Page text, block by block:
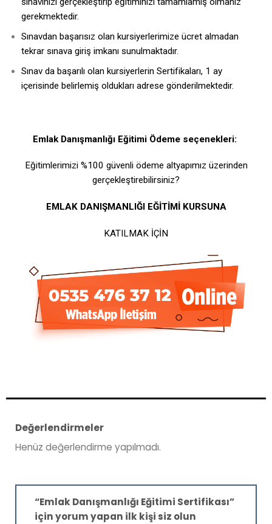
gerekmektedir.
Sınavdan başarısız olan kursiyerlerimize ücret almadan
tekrar sınava giriş imkanı sunulmaktadır.
Sınav da başarılı olan kursiyerlerin Sertifikaları, 1 ay
içerisinde belirlemiş oldukları adrese gönderilmektedir.
Emlak Danışmanlığı Eğitimi Ödeme seçenekleri:
Eğitimlerimizi %100 güvenli ödeme altyapımız üzerinden
gerçekleştirebilirsiniz?
EMLAK DANIŞMANLIĞI EĞİTİMİ KURSUNA
KATILMAK İÇİN
Değerlendirmeler
Henüz değerlendirme yapılmadı.
“Emlak Danışmanlığı Eğitimi Sertifikası”
için yorum yapan ilk kişi siz olun